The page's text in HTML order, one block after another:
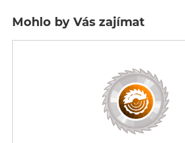
Mohlo by Vás zajímat